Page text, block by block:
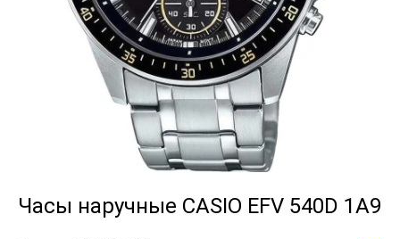
Часы наручные CASIO EFV 540D 1A9